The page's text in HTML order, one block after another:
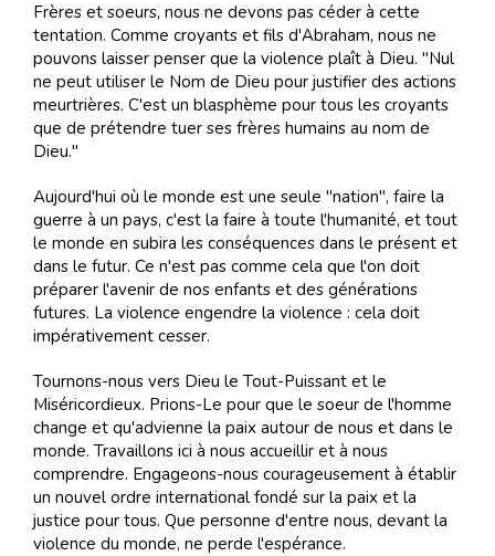
Frères et soeurs, nous ne devons pas céder à cette
tentation. Comme croyants et fils d'Abraham, nous ne
pouvons laisser penser que la violence plaît à Dieu. "Nul
ne peut utiliser le Nom de Dieu pour justifier des actions
meurtrières. C'est un blasphème pour tous les croyants
que de prétendre tuer ses frères humains au nom de
Dieu."
Aujourd'hui où le monde est une seule "nation", faire la
guerre à un pays, c'est la faire à toute l'humanité, et tout
le monde en subira les conséquences dans le présent et
dans le futur. Ce n'est pas comme cela que l'on doit
préparer l'avenir de nos enfants et des générations
futures. La violence engendre la violence : cela doit
impérativement cesser.
Tournons-nous vers Dieu le Tout-Puissant et le
Miséricordieux. Prions-Le pour que le soeur de l'homme
change et qu'advienne la paix autour de nous et dans le
monde. Travaillons ici à nous accueillir et à nous
comprendre. Engageons-nous courageusement à établir
un nouvel ordre international fondé sur la paix et la
justice pour tous. Que personne d'entre nous, devant la
violence du monde, ne perde l'espérance.